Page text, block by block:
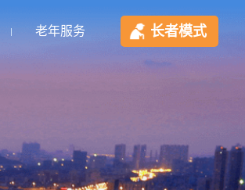
老年服务 长者模式